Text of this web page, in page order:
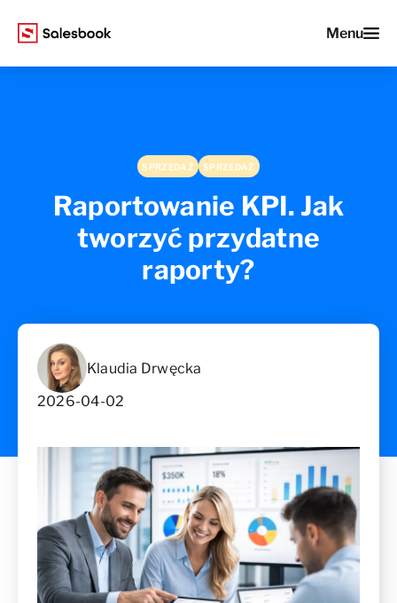
Menu
SPRZEDAŻ SPRZEDAŻ
Raportowanie KPI. Jak
tworzyć przydatne
raporty?
Klaudia Drwęcka
2026-04-02